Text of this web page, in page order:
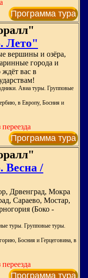
Программа тура
Лето"
вершины и озёра,
города и
вас в
Авиа туры. Групповые
в Европу, Босния и
Программа тура
Весна /
Дрвенград, Мокра
Сараево, Мостар,
(Боко -
туры. Групповые туры.
Босния и Герцеговина, в
Программа тура